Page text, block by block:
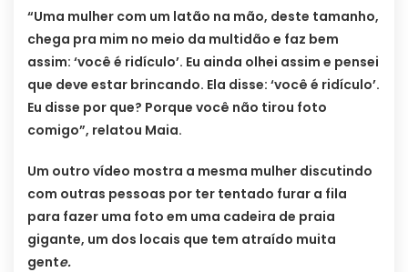
“Uma mulher com um latão na mão, deste tamanho,
chega pra mim no meio da multidão e faz bem
assim: ‘você é ridículo’. Eu ainda olhei assim e pensei
que deve estar brincando. Ela disse: ‘você é ridículo’.
Eu disse por que? Porque você não tirou foto
comigo”, relatou Maia.
Um outro vídeo mostra a mesma mulher discutindo
com outras pessoas por ter tentado furar a fila
para fazer uma foto em uma cadeira de praia
gigante, um dos locais que tem atraído muita
gente.